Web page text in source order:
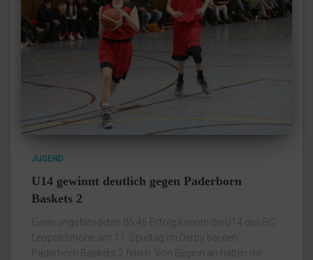
JUGEND
U14 gewinnt deutlich gegen Paderborn
Baskets 2
Einen ungefährdeten 85:46 Erfolg konnte die U14 des BC
Leopoldshöhe am 17. Spieltag im Derby bei den
Paderborn Baskets 2 feiern. Von Beginn an hatten die